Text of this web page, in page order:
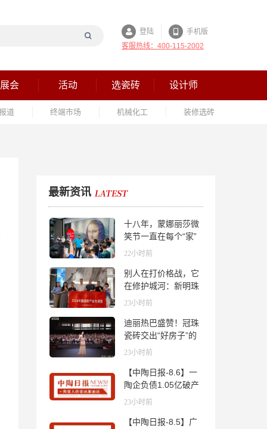
登陆
手机版
客服热线：400-115-2002
展会 活动 选瓷砖 设计师
道 终端市场 机械化工 装修选砖
最新资讯
十八年，蒙娜丽莎微
笑节一直在每个“家”
的故事里
22小时前
别人在打价格战，它
在修护城河：新明珠
岩板的逆势密码
23小时前
迪丽热巴盛赞！冠珠
瓷砖交出“好房子”的
标准答卷
23小时前
【中陶日报-8.6】一
陶企负债1.05亿破产
清算；东鹏拟延长基
开展建陶行业能效领
23小时前
【中陶日报-8.5】广